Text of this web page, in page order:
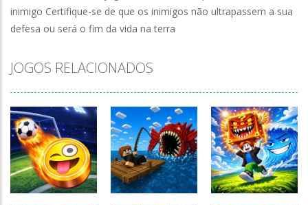
inimigo Certifique-se de que os inimigos não ultrapassem a sua
defesa ou será o fim da vida na terra
JOGOS RELACIONADOS